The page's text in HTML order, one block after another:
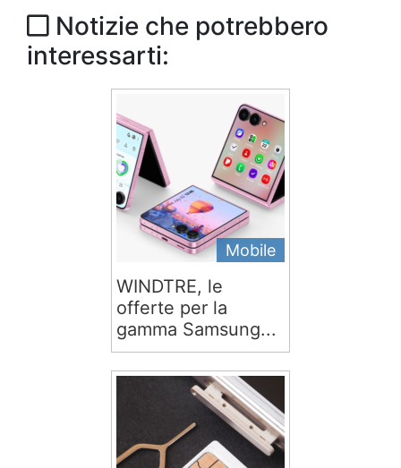
Notizie che potrebbero
interessarti:
Mobile
WINDTRE, le
offerte per la
gamma Samsung...